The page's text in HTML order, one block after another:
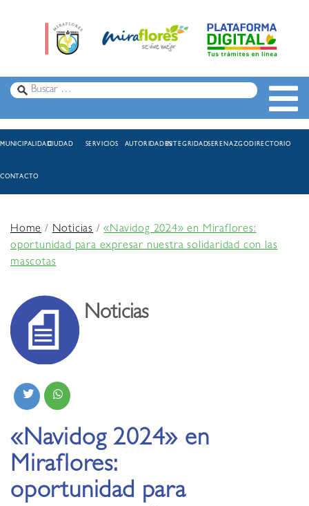
MUNICIPALIDADCIUDAD SERVICIOS AUTORIDADESINTEGRIDADSERENAZGODIRECTORIO
CONTACTO
Home/Noticias /«Navidog 2024» en Miraflores:
oportunidad para expresar nuestra solidaridad con las
mascotas
Noticias
«Navidog 2024» en
Miraflores:
oportunidad para